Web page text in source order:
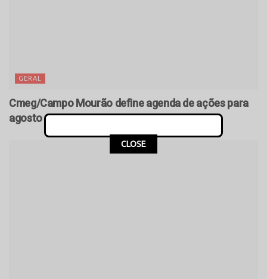
GERAL
Cmeg/Campo Mourão define agenda de ações para
agosto
CLOSE